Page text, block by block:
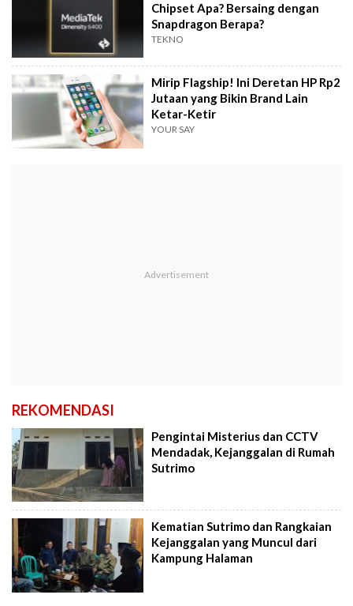
Chipset Apa? Bersaing dengan
Snapdragon Berapa?
TEKNO
Mirip Flagship! Ini Deretan HP Rp2
Jutaan yang Bikin Brand Lain
Ketar-Ketir
YOUR SAY
REKOMENDASI
Pengintai Misterius dan CCTV
Mendadak, Kejanggalan di Rumah
Sutrimo
Kematian Sutrimo dan Rangkaian
Kejanggalan yang Muncul dari
Kampung Halaman